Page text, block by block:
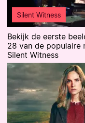
Silent Witness
Bekijk de eerste
28 van de populaire
Silent Witness